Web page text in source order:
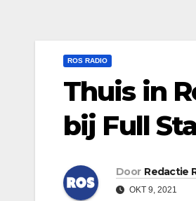
ROS RADIO
Thuis in
bij Full
Door Redactie
OKT 9, 2021